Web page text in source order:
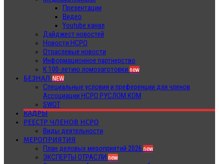
Презентации
Видео
Youtube канал
Дайджест новостей
Новости НСРО
Отраслевые новости
Информационное партнерство
К 100-летию ломозаготовки new
БЕЗНАЛ NEW
Специальные условия и преференции для членов
Ассоциации НСРО РУСЛОМ.КОМ
SWOT
КАДРЫ
РЕЕСТР ЧЛЕНОВ НСРО
Виды деятельности
МЕРОПРИЯТИЯ
План деловых мероприятий 2026 new
ЭКСПЕРТЫ ОТРАСЛИ new